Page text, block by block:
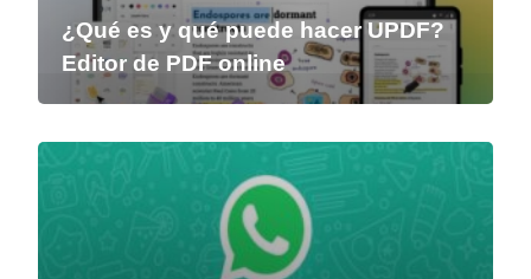
¿Qué es y qué puede hacer UPDF?
Editor de PDF online